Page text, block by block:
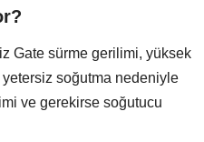
Gate sürme gerilimi, yüksek
yetersiz soğutma nedeniyle
ve gerekirse soğutucu